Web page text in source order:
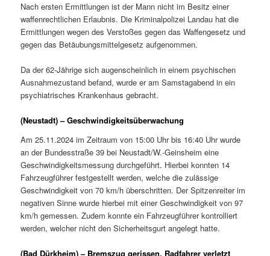
Nach ersten Ermittlungen ist der Mann nicht im Besitz einer
waffenrechtlichen Erlaubnis. Die Kriminalpolizei Landau hat die
Ermittlungen wegen des Verstoßes gegen das Waffengesetz und
gegen das Betäubungsmittelgesetz aufgenommen.
Da der 62-Jährige sich augenscheinlich in einem psychischen
Ausnahmezustand befand, wurde er am Samstagabend in ein
psychiatrisches Krankenhaus gebracht.
(Neustadt) – Geschwindigkeitsüberwachung
Am 25.11.2024 im Zeitraum von 15:00 Uhr bis 16:40 Uhr wurde
an der Bundesstraße 39 bei Neustadt/W.-Geinsheim eine
Geschwindigkeitsmessung durchgeführt. Hierbei konnten 14
Fahrzeugführer festgestellt werden, welche die zulässige
Geschwindigkeit von 70 km/h überschritten. Der Spitzenreiter im
negativen Sinne wurde hierbei mit einer Geschwindigkeit von 97
km/h gemessen. Zudem konnte ein Fahrzeugführer kontrolliert
werden, welcher nicht den Sicherheitsgurt angelegt hatte.
(Bad Dürkheim) – Bremszug gerissen, Radfahrer verletzt